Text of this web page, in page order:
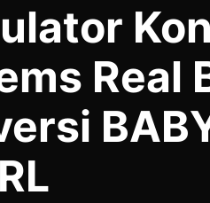
Real